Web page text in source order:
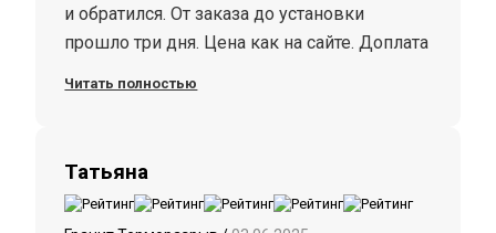
и обратился. От заказа до установки
прошло три дня. Цена как на сайте. Доплата
Продавца рекомендую.
Читать полностью
Татьяна